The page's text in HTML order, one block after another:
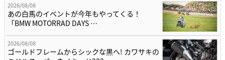
2026/08/08
あの白馬のイベントが今年もやってくる！
「BMW MOTORRAD DAYS …
2026/08/08
ゴールドフレームからシックな黒へ! カワサキの